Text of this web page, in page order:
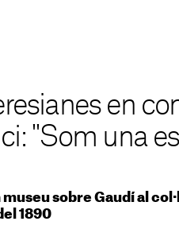
en
"Som una
sobre Gaudí al
1890